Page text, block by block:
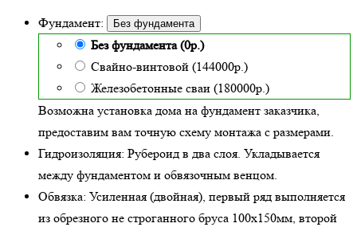
Фундамент: Без фундамента
Без фундамента (0р.)
Свайно-винтовой (144000р.)
Железобетонные сваи (180000р.)
Возможна установка дома на фундамент заказчика,
предоставим вам точную схему монтажа с размерами.
Гидроизоляция: Рубероид в два слоя. Укладывается
между фундаментом и обвязочным венцом.
Обвязка: Усиленная (двойная), первый ряд выполняется
из обрезного не строганного бруса 100х150мм, второй